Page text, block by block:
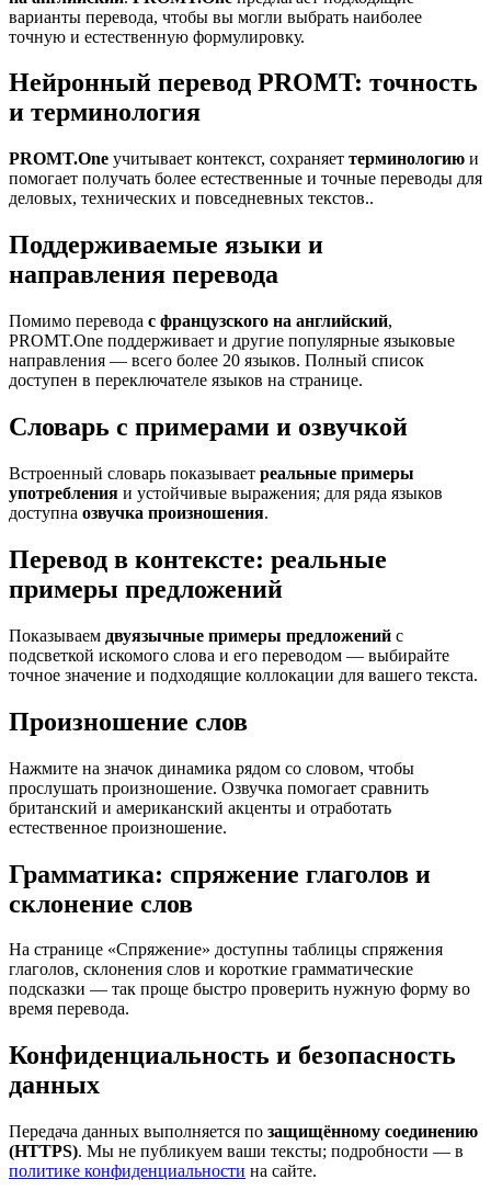
варианты перевода, чтобы вы могли выбрать наиболее
точную и естественную формулировку.
Нейронный перевод PROMT: точность
и терминология
PROMT.One учитывает контекст, сохраняет терминологию и
помогает получать более естественные и точные переводы для
деловых, технических и повседневных текстов..
Поддерживаемые языки и
направления перевода
Помимо перевода с французского на английский,
PROMT.One поддерживает и другие популярные языковые
направления — всего более 20 языков. Полный список
доступен в переключателе языков на странице.
Словарь с примерами и озвучкой
Встроенный словарь показывает реальные примеры
употребления и устойчивые выражения; для ряда языков
доступна озвучка произношения.
Перевод в контексте: реальные
примеры предложений
Показываем двуязычные примеры предложений с
подсветкой искомого слова и его переводом — выбирайте
точное значение и подходящие коллокации для вашего текста.
Произношение слов
Нажмите на значок динамика рядом со словом, чтобы
прослушать произношение. Озвучка помогает сравнить
британский и американский акценты и отработать
естественное произношение.
Грамматика: спряжение глаголов и
склонение слов
На странице «Спряжение» доступны таблицы спряжения
глаголов, склонения слов и короткие грамматические
подсказки — так проще быстро проверить нужную форму во
время перевода.
Конфиденциальность и безопасность
данных
Передача данных выполняется по защищённому соединению
(HTTPS). Мы не публикуем ваши тексты; подробности — в
политике конфиденциальности на сайте.